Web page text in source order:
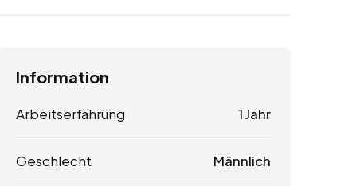
Information
Arbeitserfahrung 1 Jahr
Geschlecht Männlich